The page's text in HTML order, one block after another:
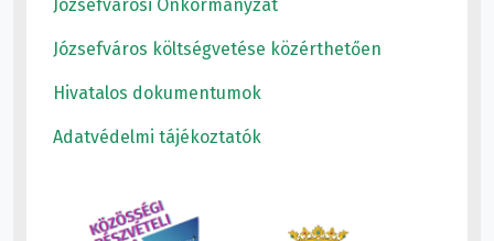
Józsefvárosi Önkormányzat
Józsefváros költségvetése közérthetően
Hivatalos dokumentumok
Adatvédelmi tájékoztatók